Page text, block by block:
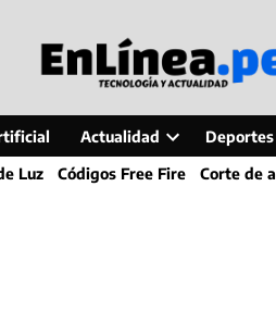
Actualidad
Open
dropdown
Luz Códigos Free Fire Corte de